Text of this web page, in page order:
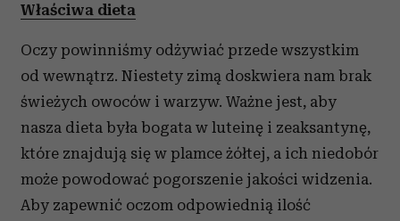
Właściwa dieta
Oczy powinniśmy odżywiać przede wszystkim
od wewnątrz. Niestety zimą doskwiera nam brak
świeżych owoców i warzyw. Ważne jest, aby
nasza dieta była bogata w luteinę i zeaksantynę,
które znajdują się w plamce żółtej, a ich niedobór
może powodować pogorszenie jakości widzenia.
Aby zapewnić oczom odpowiednią ilość